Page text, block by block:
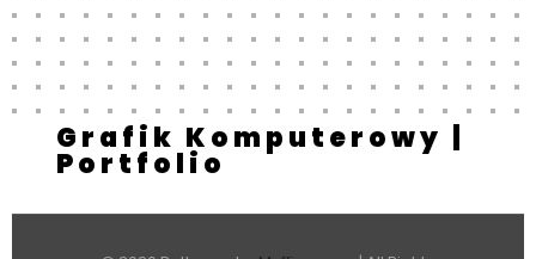
Grafik Komputerowy |
Portfolio